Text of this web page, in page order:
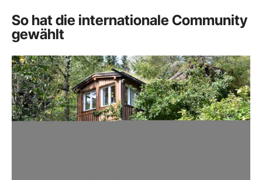
So hat die internationale Community
gewählt